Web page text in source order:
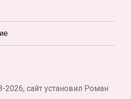
2026, сайт установил Роман